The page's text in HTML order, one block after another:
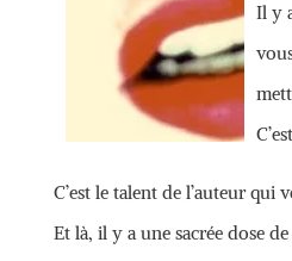
Il y
C’est le talent de l’auteur qui
Et là, il y a une sacrée dose